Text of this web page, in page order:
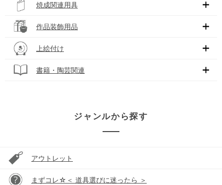
焼成関連用具
作品装飾用品
上絵付け
書籍・陶芸関連
ジャンルから探す
アウトレット
まずコレ☆＜ 道具選びに迷ったら ＞